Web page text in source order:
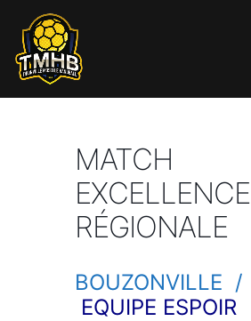
MATCH
EXCELLENCE
RÉGIONALE
BOUZONVILLE /
EQUIPE ESPOIR